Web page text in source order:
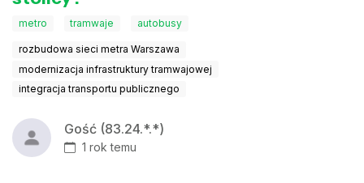
metro tramwaje autobusy
rozbudowa sieci metra Warszawa
modernizacja infrastruktury tramwajowej
integracja transportu publicznego
Gość (83.24.*.*)
1 rok temu